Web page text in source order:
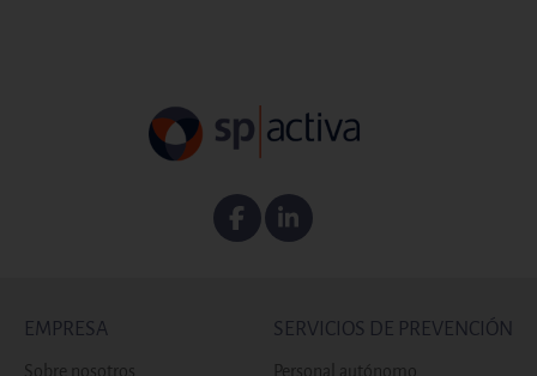
FacebookLinkedin
EMPRESA
Sobre nosotros
SERVICIOS DE PREVENCIÓN
Personal autónomo